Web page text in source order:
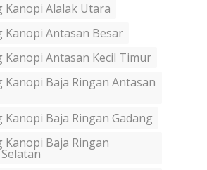
Kanopi Alalak Utara
Kanopi Antasan Besar
Kanopi Antasan Kecil Timur
Kanopi Baja Ringan Antasan
Kanopi Baja Ringan Gadang
Kanopi Baja Ringan